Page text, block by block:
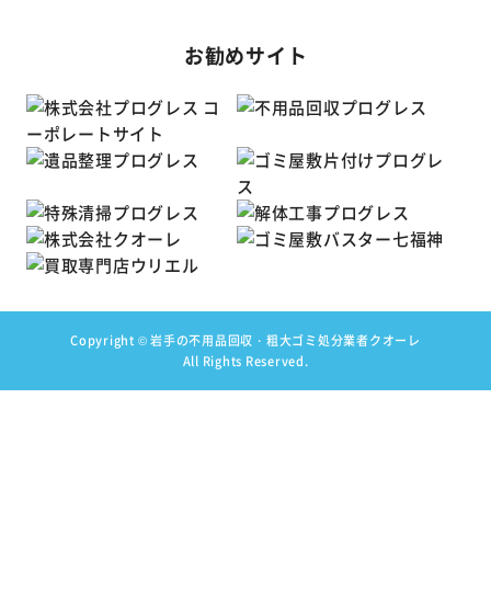
お勧めサイト
Copyright ©岩手の不用品回収・粗大ゴミ処分業者クオーレ
All Rights Reserved.